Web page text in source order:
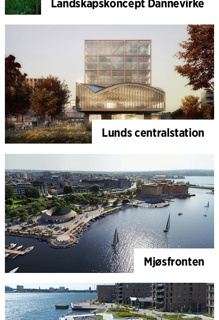
Landskapskoncept Dannevirke
Lunds centralstation
Mjøsfronten